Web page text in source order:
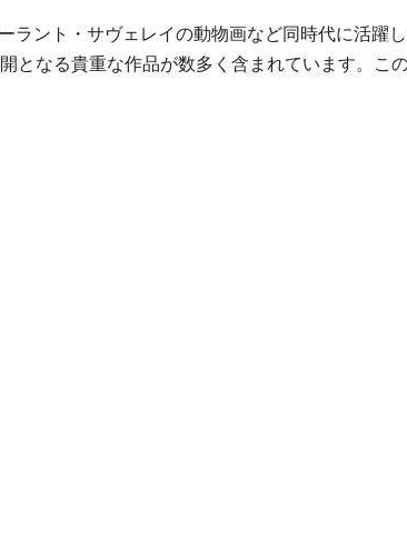
ラント・サヴェレイの動物画など同時代に活躍
となる貴重な作品が数多く含まれています。こ